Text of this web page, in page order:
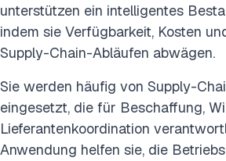
unterstützen ein intelligentes
indem sie Verfügbarkeit, Kosten
Supply-Chain-Abläufen abwägen.
Sie werden häufig von Supply-
eingesetzt, die für Beschaffung,
Lieferantenkoordination
Anwendung helfen sie, die